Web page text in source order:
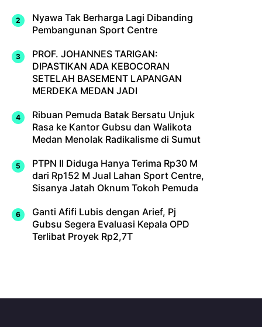
Nyawa Tak Berharga Lagi Dibanding
Pembangunan Sport Centre
PROF. JOHANNES TARIGAN:
DIPASTIKAN ADA KEBOCORAN
SETELAH BASEMENT LAPANGAN
MERDEKA MEDAN JADI
Ribuan Pemuda Batak Bersatu Unjuk
Rasa ke Kantor Gubsu dan Walikota
Medan Menolak Radikalisme di Sumut
PTPN II Diduga Hanya Terima Rp30 M
dari Rp152 M Jual Lahan Sport Centre,
Sisanya Jatah Oknum Tokoh Pemuda
Ganti Afifi Lubis dengan Arief, Pj
Gubsu Segera Evaluasi Kepala OPD
Terlibat Proyek Rp2,7T